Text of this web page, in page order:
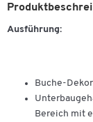
Ausführung:
Buche-
Bereich mit